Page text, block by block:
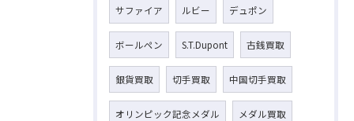
サファイア ルビー デュポン
ボールペン S.T.Dupont 古銭買取
銀貨買取 切手買取 中国切手買取
オリンピック記念メダル メダル買取